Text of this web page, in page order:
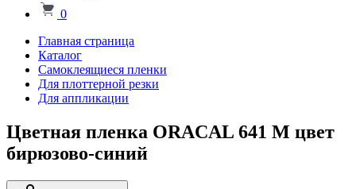
0
Главная страница
Каталог
Самоклеящиеся пленки
Для плоттерной резки
Для аппликации
Цветная пленка ORACAL 641 M цвет
бирюзово-синий